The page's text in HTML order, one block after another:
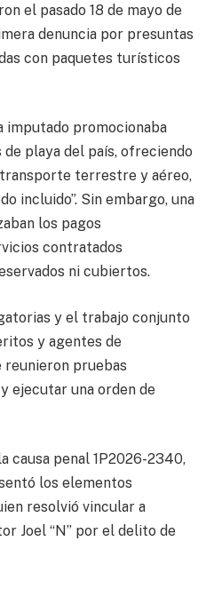
el pasado 18 de mayo de
denuncia por presuntas
con paquetes turísticos
imputado promocionaba
playa del país, ofreciendo
terrestre y aéreo,
incluido”. Sin embargo, una
los pagos
contratados
ni cubiertos.
y el trabajo conjunto
y agentes de
reunieron pruebas
ejecutar una orden de
causa penal 1P2026-2340,
los elementos
resolvió vincular a
Joel “N” por el delito de